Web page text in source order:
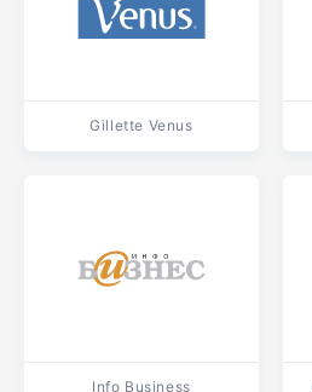
Gillette Venus
Info Business